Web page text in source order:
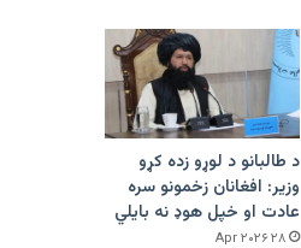
د طالبانو د لوړو زده کړو
وزیر: افغانان زخمونو سره
عادت او خپل هوډ نه بایلي
۲۸ Apr ۲۰۲۶